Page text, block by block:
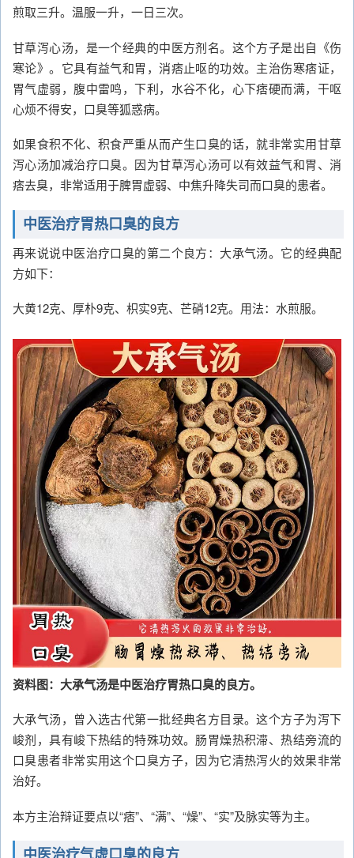
煎取三升。温服一升，一日三次。
甘草泻心汤，是一个经典的中医方剂名。这个方子是出自《伤
寒论》。它具有益气和胃，消痞止呕的功效。主治伤寒痞证，
胃气虚弱，腹中雷鸣，下利，水谷不化，心下痞硬而满，干呕
心烦不得安，口臭等狐惑病。
如果食积不化、积食严重从而产生口臭的话，就非常实用甘草
泻心汤加减治疗口臭。因为甘草泻心汤可以有效益气和胃、消
痞去臭，非常适用于脾胃虚弱、中焦升降失司而口臭的患者。
中医治疗胃热口臭的良方
再来说说中医治疗口臭的第二个良方：大承气汤。它的经典配
方如下：
大黄12克、厚朴9克、枳实9克、芒硝12克。用法：水煎服。
资料图：大承气汤是中医治疗胃热口臭的良方。
大承气汤，曾入选古代第一批经典名方目录。这个方子为泻下
峻剂，具有峻下热结的特殊功效。肠胃燥热积滞、热结旁流的
口臭患者非常实用这个口臭方子，因为它清热泻火的效果非常
治好。
本方主治辩证要点以“痞”、“满”、“燥”、“实”及脉实等为主。
中医治疗气虚口臭的良方